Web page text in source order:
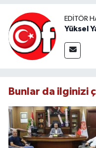
EDITÖR
Yüksel
Bunlar da ilginizi